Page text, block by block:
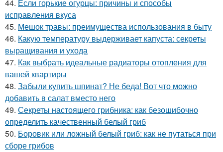
44. Если горькие огурцы: причины и способы
исправления вкуса
45. Мешок травы: преимущества использования в быту
46. Какую температуру выдерживает капуста: секреты
выращивания и ухода
47. Как выбрать идеальные радиаторы отопления для
вашей квартиры
48. Забыли купить шпинат? Не беда! Вот что можно
добавить в салат вместо него
49. Секреты настоящего грибника: как безошибочно
определить качественный белый гриб
50. Боровик или ложный белый гриб: как не путаться при
сборе грибов